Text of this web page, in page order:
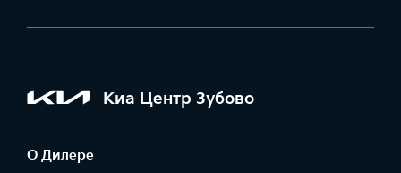
Киа Центр Зубово
О Дилере